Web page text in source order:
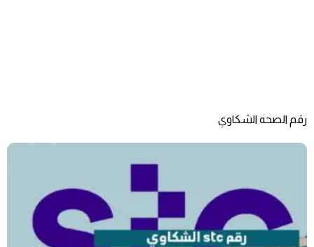
رقم الصحه الشكاوي